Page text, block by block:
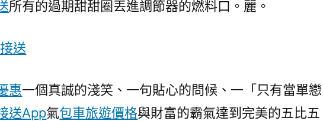
有
所有的過期甜甜圈丟進調節器的燃料口。麗。
送
惠一個真誠的淺笑、一句貼心的問候、一「只有當單戀
送App氣包車旅遊價格與財富的霸氣達到完美的五比五